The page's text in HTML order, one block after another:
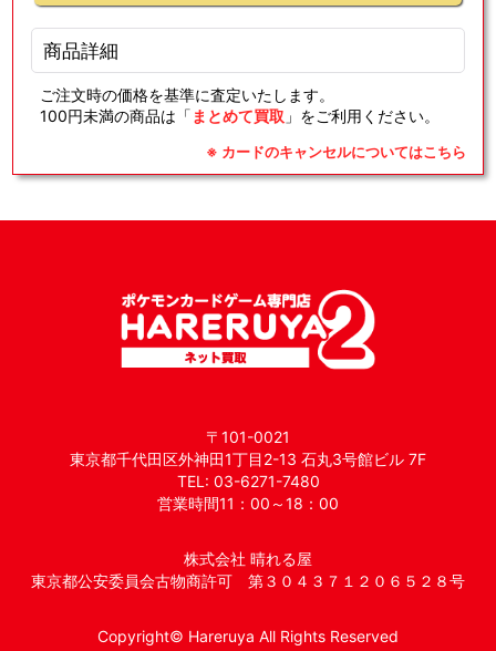
商品詳細
ご注文時の価格を基準に査定いたします。
100円未満の商品は「 まとめて買取 」をご利用ください。
※ カードのキャンセルについてはこちら
〒101-0021
東京都千代田区外神田1丁目2-13 石丸3号館ビル 7F
TEL: 03-6271-7480
営業時間11：00～18：00
株式会社 晴れる屋
東京都公安委員会古物商許可 第３０４３７１２０６５２８号
Copyright© Hareruya All Rights Reserved